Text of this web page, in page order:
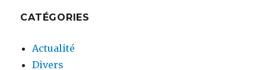
CATÉGORIES
Actualité
Divers